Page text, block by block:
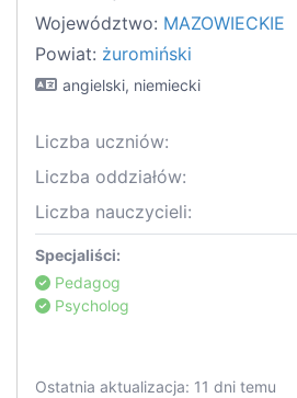
Województwo: MAZOWIECKIE
Powiat: żuromiński
angielski, niemiecki
Liczba uczniów:
Liczba oddziałów:
Liczba nauczycieli:
Specjaliści:
Pedagog
Psycholog
Ostatnia aktualizacja: 11 dni temu